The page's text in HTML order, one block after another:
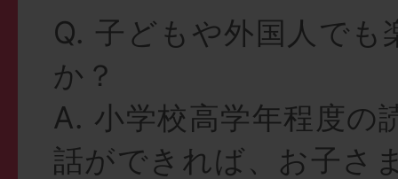
Q. 子どもや外国人でも
か？
A. 小学校高学年程度の
話ができれば、お子さ